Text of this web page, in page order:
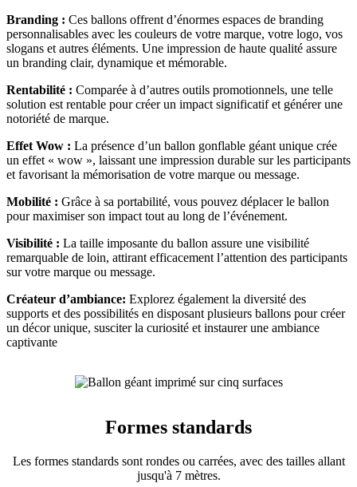
Branding : Ces ballons offrent d’énormes espaces de branding
personnalisables avec les couleurs de votre marque, votre logo, vos
slogans et autres éléments. Une impression de haute qualité assure
un branding clair, dynamique et mémorable.
Rentabilité : Comparée à d’autres outils promotionnels, une telle
solution est rentable pour créer un impact significatif et générer une
notoriété de marque.
Effet Wow : La présence d’un ballon gonflable géant unique crée
un effet « wow », laissant une impression durable sur les participants
et favorisant la mémorisation de votre marque ou message.
Mobilité : Grâce à sa portabilité, vous pouvez déplacer le ballon
pour maximiser son impact tout au long de l’événement.
Visibilité : La taille imposante du ballon assure une visibilité
remarquable de loin, attirant efficacement l’attention des participants
sur votre marque ou message.
Créateur d’ambiance: Explorez également la diversité des
supports et des possibilités en disposant plusieurs ballons pour créer
un décor unique, susciter la curiosité et instaurer une ambiance
captivante
Formes standards
Les formes standards sont rondes ou carrées, avec des tailles allant
jusqu'à 7 mètres.